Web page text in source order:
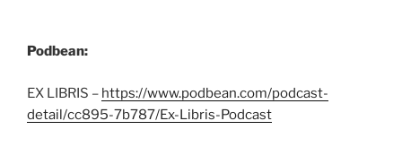
Podbean:
EX LIBRIS – https://www.podbean.com/podcast-
detail/cc895-7b787/Ex-Libris-Podcast